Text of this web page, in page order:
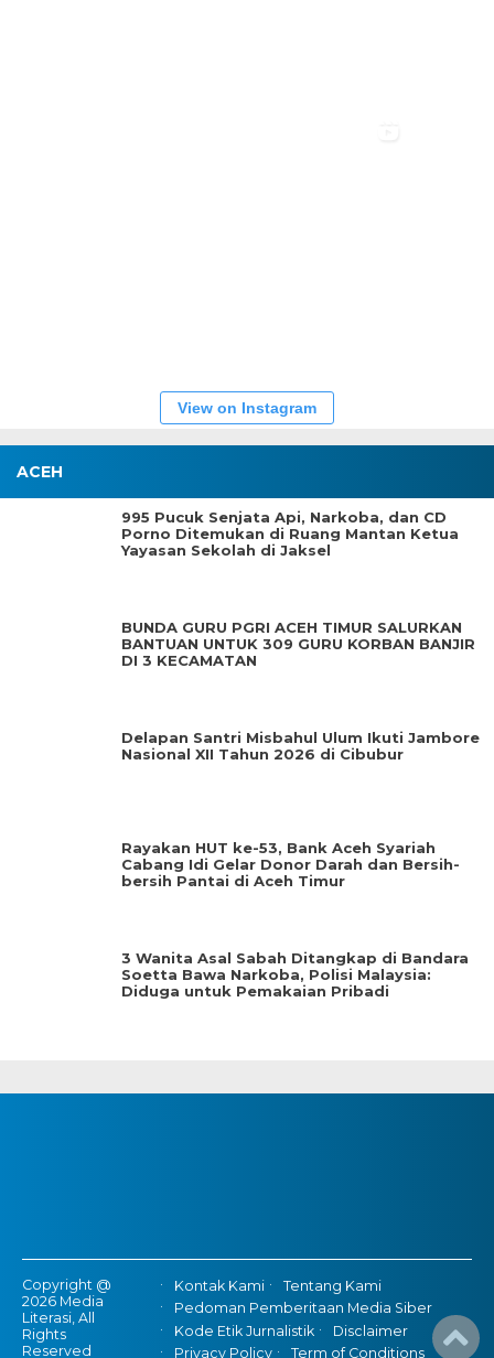
View on Instagram
ACEH
995 Pucuk Senjata Api, Narkoba, dan CD
Porno Ditemukan di Ruang Mantan Ketua
Yayasan Sekolah di Jaksel
BUNDA GURU PGRI ACEH TIMUR SALURKAN
BANTUAN UNTUK 309 GURU KORBAN BANJIR
DI 3 KECAMATAN
Delapan Santri Misbahul Ulum Ikuti Jambore
Nasional XII Tahun 2026 di Cibubur
Rayakan HUT ke-53, Bank Aceh Syariah
Cabang Idi Gelar Donor Darah dan Bersih-
bersih Pantai di Aceh Timur
3 Wanita Asal Sabah Ditangkap di Bandara
Soetta Bawa Narkoba, Polisi Malaysia:
Diduga untuk Pemakaian Pribadi
Copyright @
2026 Media
Literasi, All
Rights
Reserved
Kontak Kami
Tentang Kami
Pedoman Pemberitaan Media Siber
Kode Etik Jurnalistik
Disclaimer
Privacy Policy
Term of Conditions